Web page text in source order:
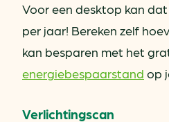
Voor een desktop kan
per jaar! Bereken zelf
kan besparen met het
energiebespaarstand op
Verlichtingscan